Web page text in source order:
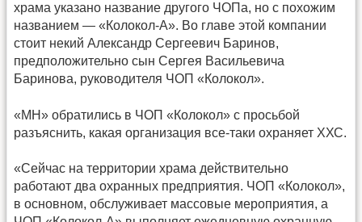
храма указано название другого ЧОПа, но с похожим
названием — «Колокол-А». Во главе этой компании
стоит некий Александр Сергеевич Баринов,
предположительно сын Сергея Васильевича
Баринова, руководителя ЧОП «Колокол».
«МН» обратились в ЧОП «Колокол» с просьбой
разъяснить, какая организация все-таки охраняет ХХС.
«Сейчас на территории храма действительно
работают два охранных предприятия. ЧОП «Колокол»,
в основном, обслуживает массовые мероприятия, а